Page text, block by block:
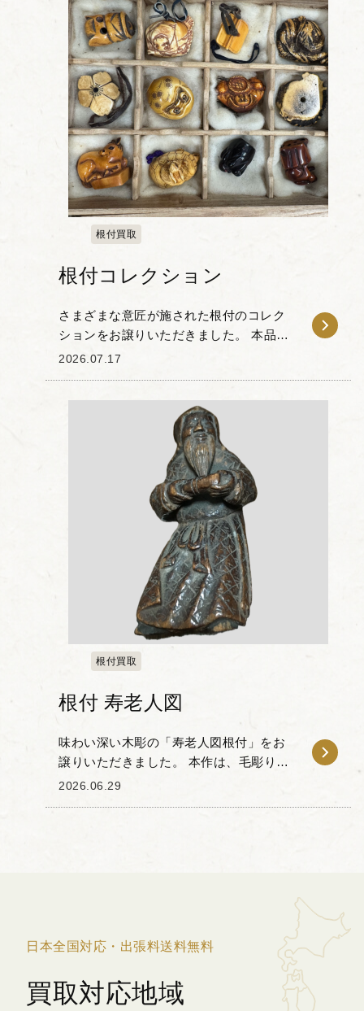
根付買取
根付コレクション
さまざまな意匠が施された根付のコレク
ションをお譲りいただきました。 本品
は、黄楊や象牙、鹿角、漆など、多様な
2026.07.17
根付買取
根付 寿老人図
味わい深い木彫の「寿老人図根付」をお
譲りいただきました。 本作は、毛彫りで
表現された長い髭や、穏やかな笑みを浮
2026.06.29
日本全国対応・出張料送料無料
買取対応地域